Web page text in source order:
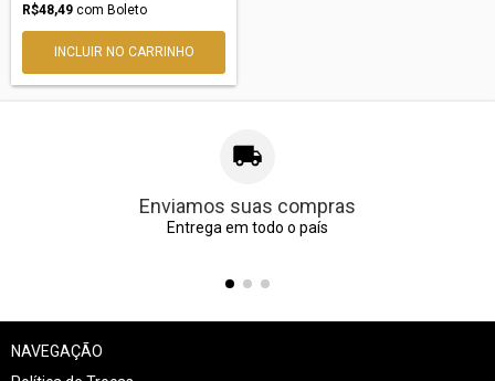
R$48,49 com Boleto
Enviamos suas compras
Entrega em todo o país
NAVEGAÇÃO